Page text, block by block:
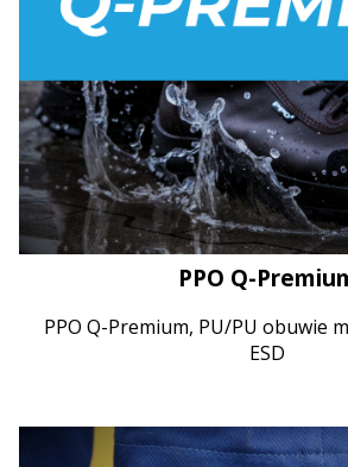
PPO Q-
PPO Q-Premium, PU/PU obuwie
ESD